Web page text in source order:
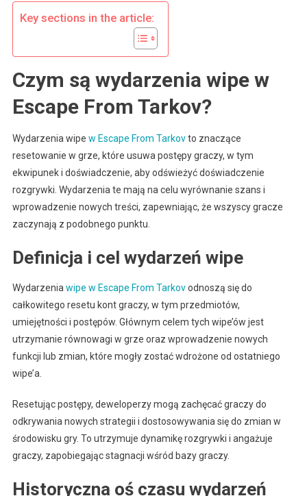
Key sections in the article:
Czym są wydarzenia wipe w
Escape From Tarkov?
Wydarzenia wipe w Escape From Tarkovto znaczące
resetowanie w grze, które usuwa postępy graczy, w tym
ekwipunek i doświadczenie, aby odświeżyć doświadczenie
rozgrywki. Wydarzenia te mają na celu wyrównanie szans i
wprowadzenie nowych treści, zapewniając, że wszyscy gracze
zaczynają z podobnego punktu.
Definicja i cel wydarzeń wipe
Wydarzeniawipe w Escape From Tarkovodnoszą się do
całkowitego resetu kont graczy, w tym przedmiotów,
umiejętności i postępów. Głównym celem tych wipe’ów jest
utrzymanie równowagi w grze oraz wprowadzenie nowych
funkcji lub zmian, które mogły zostać wdrożone od ostatniego
wipe’a.
Resetując postępy, deweloperzy mogą zachęcać graczy do
odkrywania nowych strategii i dostosowywania się do zmian w
środowisku gry. To utrzymuje dynamikę rozgrywki i angażuje
graczy, zapobiegając stagnacji wśród bazy graczy.
Historyczna oś czasu wydarzeń